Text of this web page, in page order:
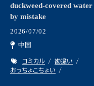
duckweed-covered water
by mistake
2026/07/02
中国
コミカル
勘違い
おっちょこちょい